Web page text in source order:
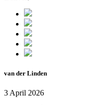
van der Linden
3 April 2026